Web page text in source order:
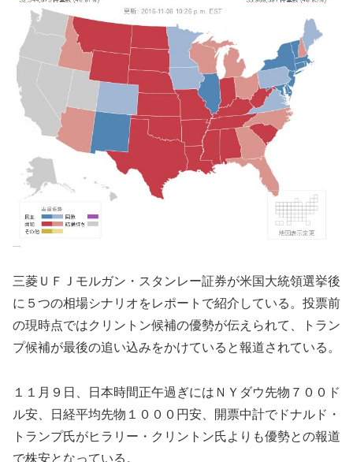
三菱ＵＦＪモルガン・スタンレー証券が米国大統領選挙後
に５つの相場シナリオをレポートで紹介している。投票前
の現時点ではクリントン候補の優勢が伝えられて、トラン
プ候補が最後の追い込みをかけていると報道されている。
１１月９日、日本時間正午過ぎにはＮＹダウ先物７００ド
ル安、日経平均先物１０００円安、開票中計でドナルド・
トランプ氏がヒラリー・クリントン氏よりも優勢との報道
で株安となっている。